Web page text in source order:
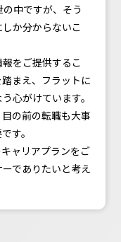
中ですが、そう
か分からないこ
をご提供するこ
まえ、フラットに
心がけています。
の前の転職も大事
す。
ャリアプランをご
でありたいと考え